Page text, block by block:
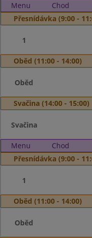
Menu Chod
Přesnídávka (9:00 -
1
Oběd (11:00 - 14:00)
Oběd
Svačina (14:00 - 15:00)
Svačina
Menu Chod
Přesnídávka (9:00 -
1
Oběd (11:00 - 14:00)
Oběd